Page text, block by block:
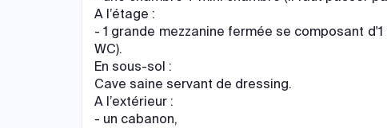
A l’étage :
- 1 grande mezzanine fermée se composant
WC).
En sous-sol :
Cave saine servant de dressing.
A l’extérieur :
- un cabanon,